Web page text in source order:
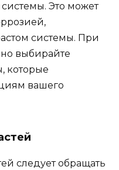
Это может
системы. При
выбирайте
которые
вашего
следует обращать